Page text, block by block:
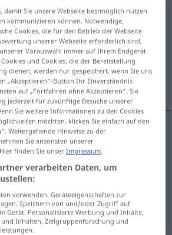
, -tki>
anklicken/antippen)
damit Sie unsere Webseite bestmöglich nutzen
kommunizieren können. Notwendige,
Cookies, die für den Betrieb der Webseite
unserer Webseite erforderlich sind,
Vorauswahl immer auf Ihrem Endgerät
und Cookies, die der Bereitstellung
dienen, werden nur gespeichert, wenn Sie uns
„Akzeptieren“-Button Ihr Einverständnis
auf „Fortfahren ohne Akzeptieren“. Sie
jederzeit für zukünftige Besuche unserer
Sie weitere Informationen zu den Cookies
möchten, klicken Sie einfach auf den
Weitergehende Hinweise zu der
Sie ansonsten unserer
finden Sie unserImpressum.
verarbeiten Daten, um
verwenden. Geräteeigenschaften zur
Speichern von und/oder Zugriff auf
Gerät. Personalisierte Werbung und Inhalte,
Inhalten, Zielgruppenforschung und